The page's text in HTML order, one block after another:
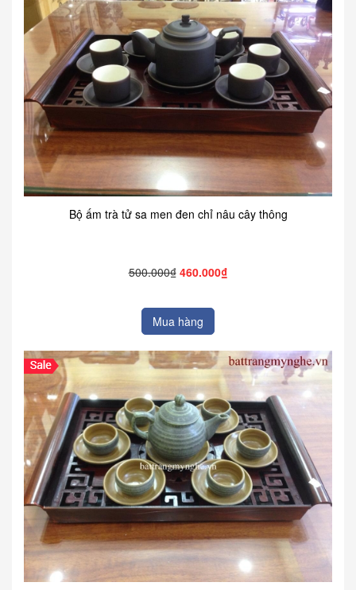
Bộ ấm trà tử sa men đen chỉ nâu cây thông
500.000₫ 460.000₫
Mua hàng